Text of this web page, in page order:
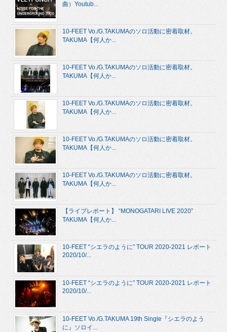
曲）Youtub...
10-FEET Vo./G.TAKUMAのソロ活動に密着取材。
TAKUMA【何人か...
10-FEET Vo./G.TAKUMAのソロ活動に密着取材。
TAKUMA【何人か...
10-FEET Vo./G.TAKUMAのソロ活動に密着取材。
TAKUMA【何人か...
10-FEET Vo./G.TAKUMAのソロ活動に密着取材。
TAKUMA【何人か...
10-FEET Vo./G.TAKUMAのソロ活動に密着取材。
TAKUMA【何人か...
【ライブレポート】 “MONOGATARI LIVE 2020”
TAKUMA【何人か...
10-FEET “シエラのように” TOUR 2020-2021 レポート
2020/10/...
10-FEET “シエラのように” TOUR 2020-2021 レポート
2020/10/...
10-FEET Vo./G.TAKUMA 19th Single『シエラのよう
に』ソロイ...